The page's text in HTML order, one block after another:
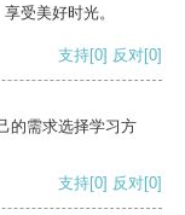
受美好时光。
支持[0] 反对[0]
的需求选择学习方
支持[0] 反对[0]